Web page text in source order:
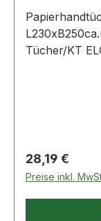
Tücher/KT
Regulärer
28,19 €
Preise inkl.